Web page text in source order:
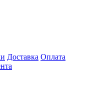
Доставка Оплата